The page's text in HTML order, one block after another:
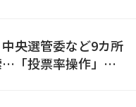
央選管委など9カ所
「投票率操作」の